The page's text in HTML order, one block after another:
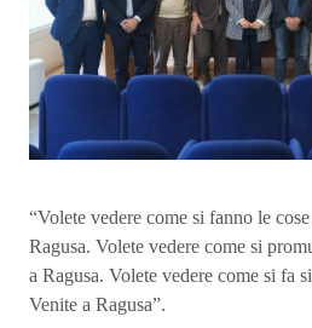
“Volete vedere come si fanno le
Ragusa. Volete vedere come si
a Ragusa. Volete vedere come si fa
Venite a Ragusa”.